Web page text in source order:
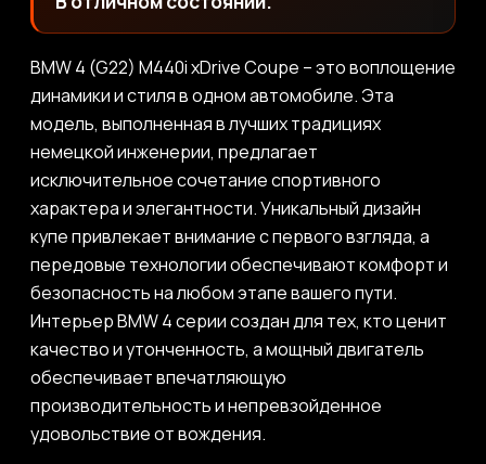
BMW 4 (G22) M440i xDrive Coupe – это воплощение
динамики и стиля в одном автомобиле. Эта
модель, выполненная в лучших традициях
немецкой инженерии, предлагает
исключительное сочетание спортивного
характера и элегантности. Уникальный дизайн
купе привлекает внимание с первого взгляда, а
передовые технологии обеспечивают комфорт и
безопасность на любом этапе вашего пути.
Интерьер BMW 4 серии создан для тех, кто ценит
качество и утонченность, а мощный двигатель
обеспечивает впечатляющую
производительность и непревзойденное
удовольствие от вождения.